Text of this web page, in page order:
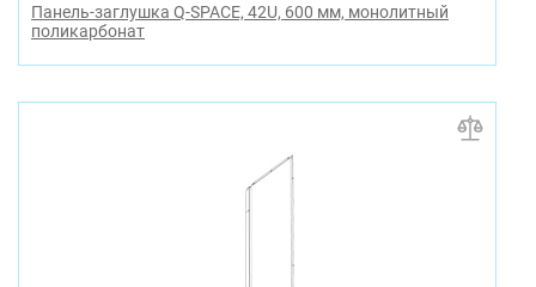
Панель-заглушка Q-SPACE, 42U, 600 мм, монолитный
поликарбонат